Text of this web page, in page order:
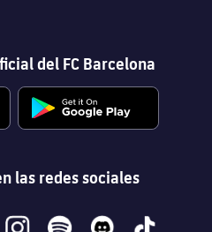
del FC Barcelona
las redes sociales
instagramspotify discord tiktok